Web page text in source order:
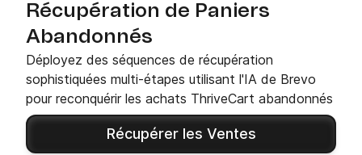
Récupération de Paniers
Abandonnés
Déployez des séquences de récupération
sophistiquées multi-étapes utilisant l'IA de Brevo
pour reconquérir les achats ThriveCart abandonnés
Récupérer les Ventes